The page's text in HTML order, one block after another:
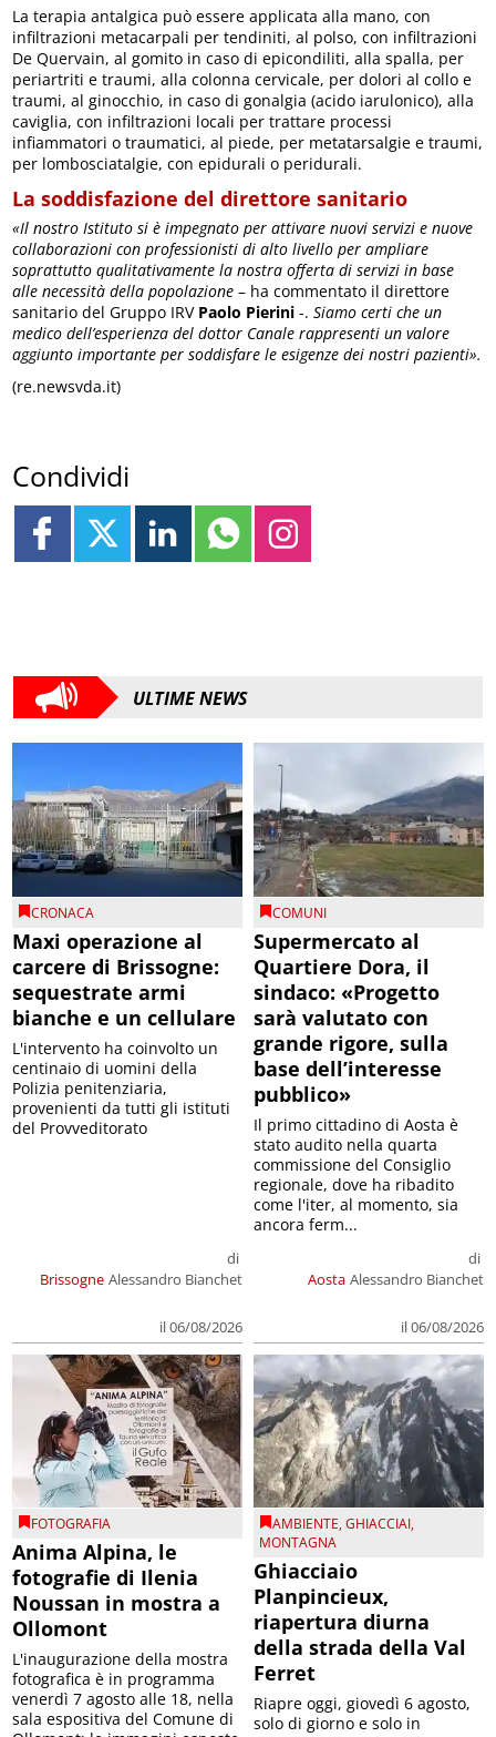
La terapia antalgica può essere applicata alla mano, con
infiltrazioni metacarpali per tendiniti, al polso, con infiltrazioni
De Quervain, al gomito in caso di epicondiliti, alla spalla, per
periartriti e traumi, alla colonna cervicale, per dolori al collo e
traumi, al ginocchio, in caso di gonalgia (acido iarulonico), alla
caviglia, con infiltrazioni locali per trattare processi
infiammatori o traumatici, al piede, per metatarsalgie e traumi,
per lombosciatalgie, con epidurali o peridurali.
La soddisfazione del direttore sanitario
«Il nostro Istituto si è impegnato per attivare nuovi servizi e nuove
collaborazioni con professionisti di alto livello per ampliare
soprattutto qualitativamente la nostra offerta di servizi in base
alle necessità della popolazione – ha commentato il direttore
sanitario del Gruppo IRV Paolo Pierini -.Siamo certi che un
medico dell’esperienza del dottor Canale rappresenti un valore
aggiunto importante per soddisfare le esigenze dei nostri pazienti».
(re.newsvda.it)
Condividi
ULTIME NEWS
CRONACA
Maxi operazione al
carcere di Brissogne:
sequestrate armi
bianche e un cellulare
Brissogne
di
Alessandro Bianchet
il 06/08/2026
L'intervento ha coinvolto un
centinaio di uomini della
Polizia penitenziaria,
provenienti da tutti gli istituti
del Provveditorato
COMUNI
Supermercato al
Quartiere Dora, il
sindaco: «Progetto
sarà valutato con
grande rigore, sulla
base dell’interesse
pubblico»
Aosta
di
Alessandro Bianchet
il 06/08/2026
Il primo cittadino di Aosta è
stato audito nella quarta
commissione del Consiglio
regionale, dove ha ribadito
come l'iter, al momento, sia
ancora ferm...
FOTOGRAFIA
Anima Alpina, le
fotografie di Ilenia
Noussan in mostra a
Ollomont
L'inaugurazione della mostra
fotografica è in programma
venerdì 7 agosto alle 18, nella
sala espositiva del Comune di
AMBIENTE,GHIACCIAI,
MONTAGNA
Ghiacciaio
Planpincieux,
riapertura diurna
della strada della Val
Ferret
Riapre oggi, giovedì 6 agosto,
solo di giorno e solo in